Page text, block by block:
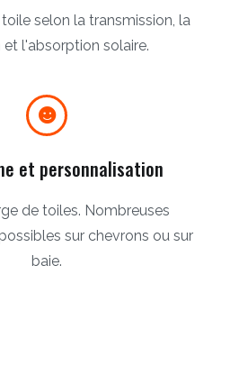
selon la transmission, la
et l'absorption solaire.
et personnalisation
de toiles. Nombreuses
sur chevrons ou sur
baie.